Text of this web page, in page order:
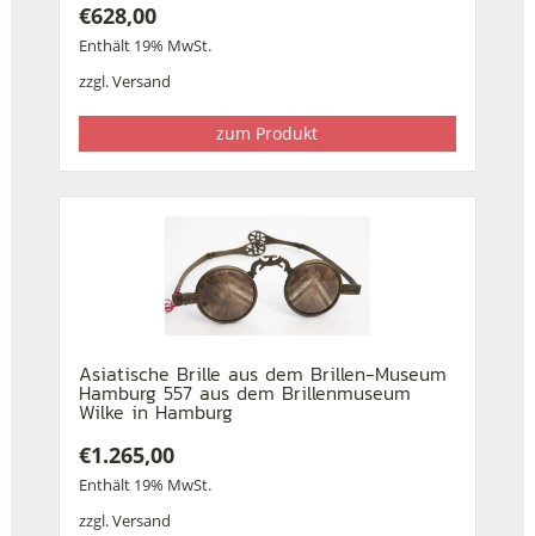
€628,00
Enthält 19% MwSt.
zzgl.Versand
zum Produkt
Asiatische Brille aus dem Brillen-Museum
Hamburg 557 aus dem Brillenmuseum
Wilke in Hamburg
€1.265,00
Enthält 19% MwSt.
zzgl.Versand